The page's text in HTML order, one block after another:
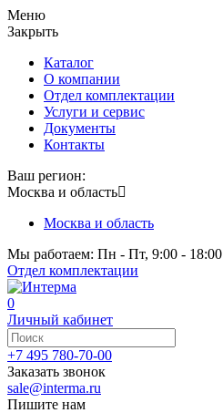
Меню
Закрыть
Каталог
О компании
Отдел комплектации
Услуги и сервис
Документы
Контакты
Ваш регион:
Москва и область
Москва и область
Мы работаем: Пн - Пт, 9:00 - 18:00
Отдел комплектации
0
Личный кабинет
+7 495 780-70-00
Заказать звонок
sale@interma.ru
Пишите нам